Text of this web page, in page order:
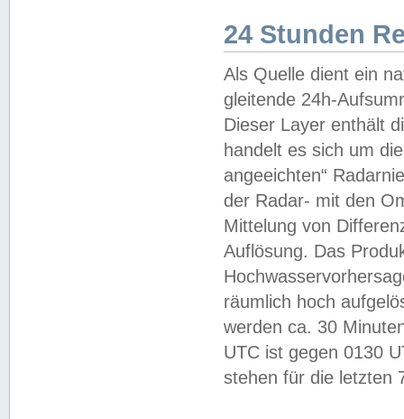
24 Stunden
Als Quelle dient ein
gleitende 24h-
Dieser Layer enthält
handelt es sich um
angeeichten“
der Radar- mit den
Mittelung von
Auflösung. Das
räumlich hoch
werden ca. 30
UTC ist gegen 0130
stehen für die letzten